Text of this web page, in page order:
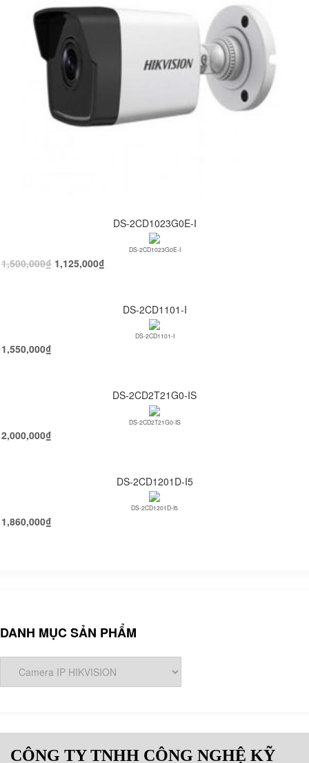
DS-2CD1023G0E-I
DS-2CD1023G0E-I
1,500,000₫ 1,125,000₫
DS-2CD1101-I
DS-2CD1101-I
1,550,000₫
DS-2CD2T21G0-IS
DS-2CD2T21G0-IS
2,000,000₫
DS-2CD1201D-I5
DS-2CD1201D-I5
1,860,000₫
DANH MỤC SẢN PHẨM
CÔNG TY TNHH CÔNG NGHỆ KỸ